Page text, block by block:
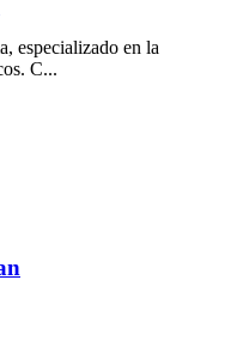
especializado en la
C...